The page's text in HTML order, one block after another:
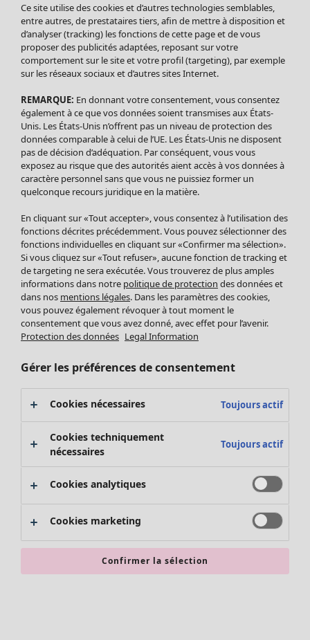
Soldes Vêtements
Tous les vêtements
Robes
Tuniques
Blouses
Tops
Gilets
Pantalon
Jupes
Leggings et collants
Accessoires
Chaussures
Vêtements de bain
Basics
Soldes Mobilier
Bonnes affaires déco
Décoration
Textiles
Tapis
Éponge
Promos SOLDES
Les promos de Gudrun Sjödén
Nouvel arrivage
Bonnes affaires en soldes - jusqu'à -70
Ce site utilise des cookies et d’autres technologies semblables,
entre autres, de prestataires tiers, afin de mettre à disposition et
d’analyser (tracking) les fonctions de cette page et de vous
proposer des publicités adaptées, reposant sur votre
comportement sur le site et votre profil (targeting), par exemple
sur les réseaux sociaux et d’autres sites Internet.
REMARQUE: En donnant votre consentement, vous consentez
également à ce que vos données soient transmises aux États-
Unis. Les États-Unis n’offrent pas un niveau de protection des
données comparable à celui de l’UE. Les États-Unis ne disposent
pas de décision d’adéquation. Par conséquent, vous vous
exposez au risque que des autorités aient accès à vos données à
caractère personnel sans que vous ne puissiez former un
quelconque recours juridique en la matière.
En cliquant sur «Tout accepter», vous consentez à l’utilisation des
fonctions décrites précédemment. Vous pouvez sélectionner des
fonctions individuelles en cliquant sur «Confirmer ma sélection».
Si vous cliquez sur «Tout refuser», aucune fonction de tracking et
de targeting ne sera exécutée. Vous trouverez de plus amples
informations dans notre politique de protection des données et
dans nos mentions légales. Dans les paramètres des cookies,
vous pouvez également révoquer à tout moment le
consentement que vous avez donné, avec effet pour l’avenir.
Protection des données Legal Information
Gérer les préférences de consentement
Cookies nécessaires Toujours actif
Cookies techniquement
nécessaires
Toujours actif
Cookies analytiques
Cookies marketing
Confirmer la sélection